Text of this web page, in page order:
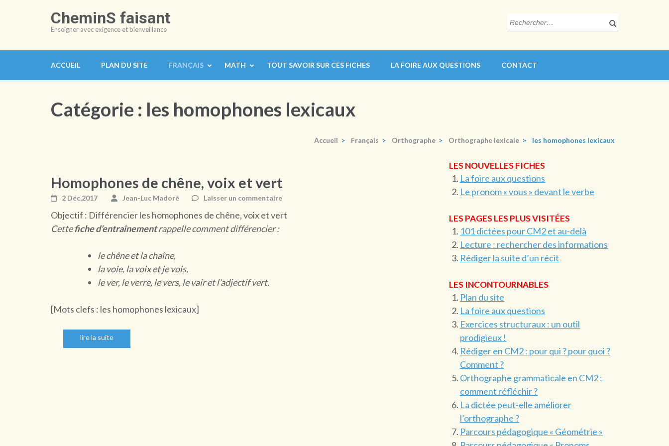
CheminS faisant
Enseigner avec exigence et bienveillance
Rechercher :
ACCUEIL PLAN DU SITE FRANÇAIS MATH TOUT SAVOIR SUR CES FICHES LA FOIRE AUX QUESTIONS CONTACT
Catégorie : les homophones lexicaux
Accueil > Français > Orthographe > Orthographe lexicale > les homophones lexicaux
Homophones de chêne, voix et vert
2 Déc,2017 Jean-Luc Madoré Laisser un commentaire
Objectif : Différencier les homophones de chêne, voix et vert
Cettefiche d’entraînementrappelle comment différencier :
le chêne et la chaîne,
la voie, la voix et je vois,
le ver, le verre, le vers, le vair et l’adjectif vert.
[Mots clefs : les homophones lexicaux]
lire la suite
LES NOUVELLES FICHES
La foire aux questions
Le pronom « vous » devant le verbe
LES PAGES LES PLUS VISITÉES
101 dictées pour CM2 et au-delà
Lecture : rechercher des informations
Rédiger la suite d’un récit
LES INCONTOURNABLES
Plan du site
La foire aux questions
Exercices structuraux : un outil
prodigieux !
Rédiger en CM2 : pour qui ? pour quoi ?
Comment ?
Orthographe grammaticale en CM2 :
comment réfléchir ?
La dictée peut-elle améliorer
l’orthographe ?
Parcours pédagogique « Géométrie »